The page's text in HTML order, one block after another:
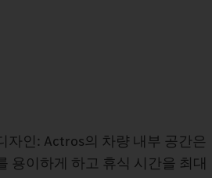
자인: Actros의 차량 내부 공간은
용이하게 하고 휴식 시간을 최대